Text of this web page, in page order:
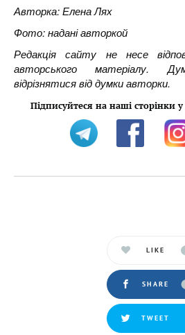
Авторка: Елена Лях
Фото: надані авторкой
Редакція сайту не несе
авторського матеріалу.
відрізнятися від думки авторки.
Підписуйтеся на наші сторінки
LIKE
SHARE
TWEET